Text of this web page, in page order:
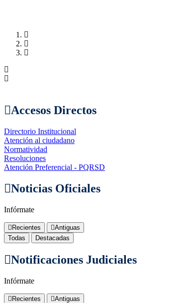
Accesos Directos
Directorio Institucional
Atención al ciudadano
Normatividad
Resoluciones
Atención Preferencial - PQRSD
Noticias Oficiales
Infórmate
Recientes
Antiguas
Todas
Destacadas
Notificaciones Judiciales
Infórmate
Recientes Antiguas